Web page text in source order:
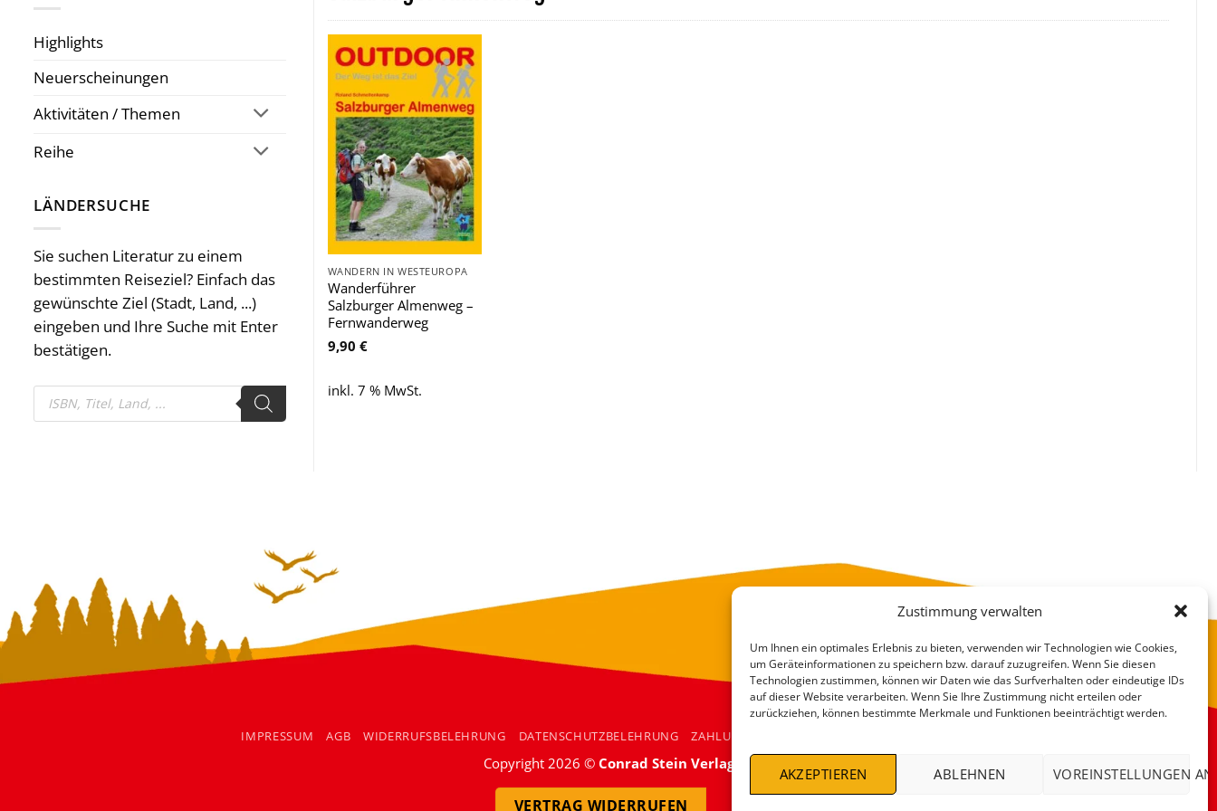
Zustimmung verwalten
Um Ihnen ein optimales Erlebnis zu bieten, verwenden wir Technologien wie Cookies,
um Geräteinformationen zu speichern bzw. darauf zuzugreifen. Wenn Sie diesen
Technologien zustimmen, können wir Daten wie das Surfverhalten oder eindeutige IDs
auf dieser Website verarbeiten. Wenn Sie Ihre Zustimmung nicht erteilen oder
zurückziehen, können bestimmte Merkmale und Funktionen beeinträchtigt werden.
AKZEPTIEREN ABLEHNEN VOREINSTELLUNGEN
Highlights
Neuerscheinungen
Aktivitäten / Themen
Reihe
LÄNDERSUCHE
Sie suchen Literatur zu einem
bestimmten Reiseziel? Einfach das
gewünschte Ziel (Stadt, Land, ...)
eingeben und Ihre Suche mit Enter
bestätigen.
Products
search
Zu
Wunschliste
hinzufügen
WANDERN IN WESTEUROPA
Wanderführer
Salzburger Almenweg –
Fernwanderweg
9,90 €
inkl. 7 % MwSt.
IMPRESSUM AGB WIDERRUFSBELEHRUNG DATENSCHUTZBELEHRUNG ZAHLUNGSARTEN
Copyright 2026 © Conrad Stein Verlag
VERTRAG WIDERRUFEN